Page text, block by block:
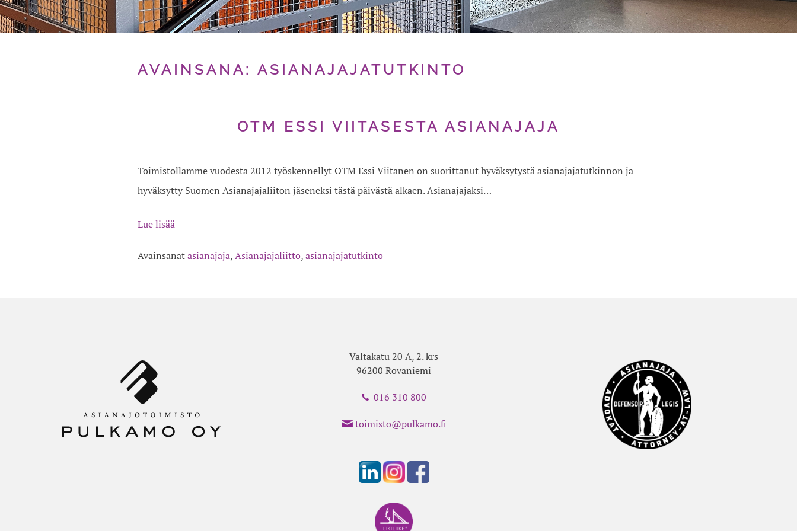
AVAINSANA: ASIANAJAJATUTKINTO
OTM ESSI VIITASESTA ASIANAJAJA
Toimistollamme vuodesta 2012 työskennellyt OTM Essi Viitanen on suorittanut hyväksytystä asianajajatutkinnon ja
hyväksytty Suomen Asianajajaliiton jäseneksi tästä päivästä alkaen. Asianajajaksi…
Lue lisää
Avainsanatasianajaja,Asianajajaliitto,asianajajatutkinto
Valtakatu 20 A, 2. krs
96200 Rovaniemi
016 310 800
toimisto@pulkamo.fi